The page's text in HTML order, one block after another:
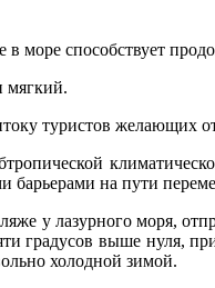
море способствует
мягкий.
туристов желающих
на пути
у лазурного моря,
градусов выше нуля,
холодной зимой.